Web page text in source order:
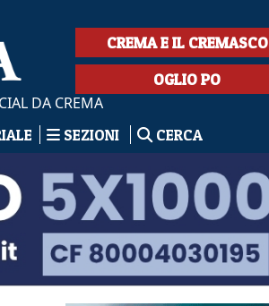
DA CREMA
CREMA E IL CREMASCO
OGLIO PO
SEZIONI CERCA